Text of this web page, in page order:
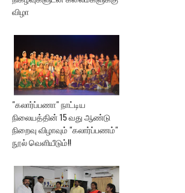
விழா
"கலார்ப்பணா" நாட்டிய
நிலையத்தின் 15 வது ஆண்டு
நிறைவு விழாவும் "கலார்ப்பணம்"
நூல் வெளியீடும்!!